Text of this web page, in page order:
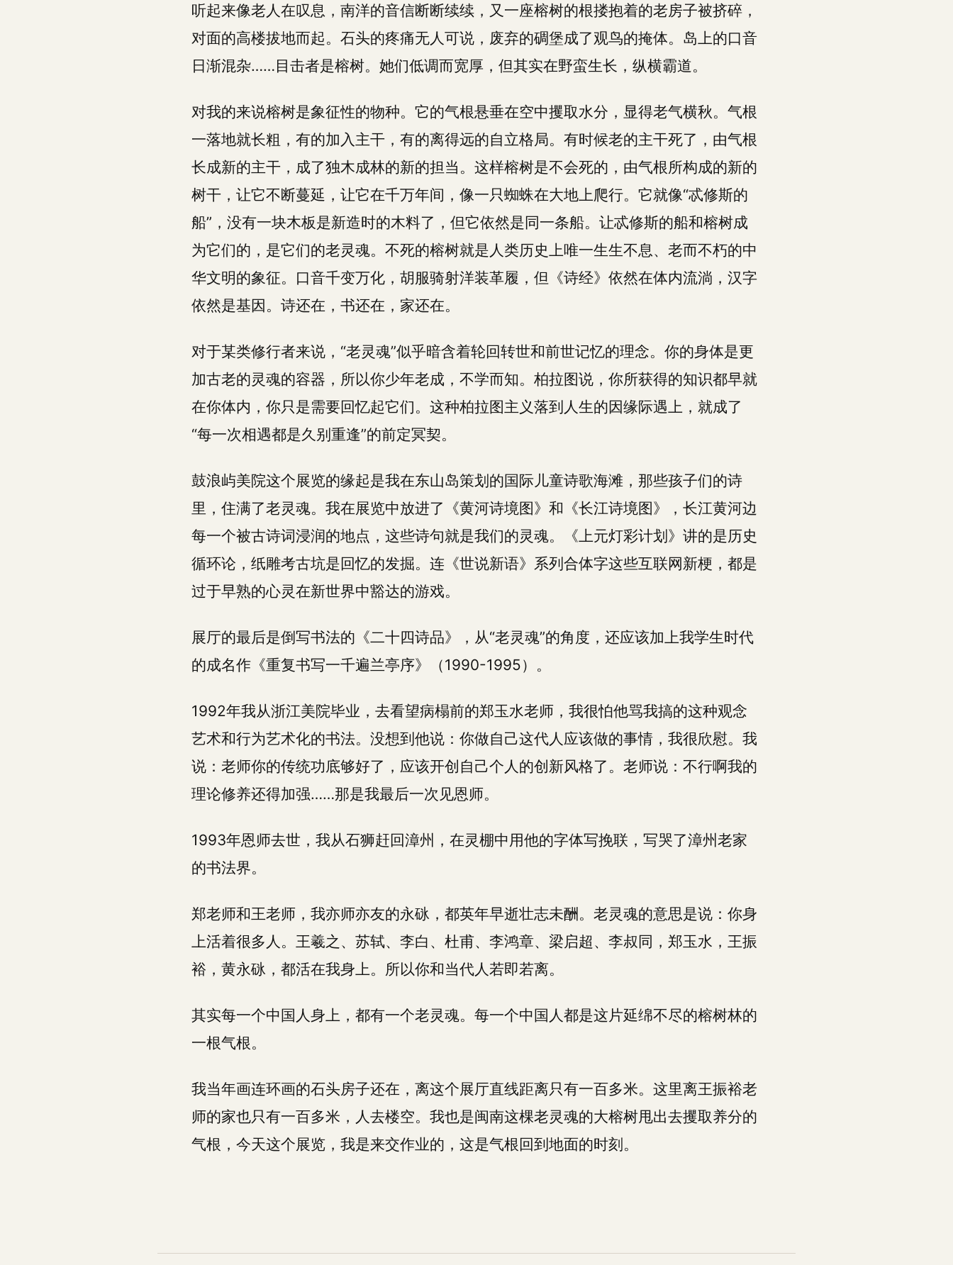
听起来像老人在叹息，南洋的音信断断续续，又一座榕树的根搂抱着的老房子被挤碎，
对面的高楼拔地而起。石头的疼痛无人可说，废弃的碉堡成了观鸟的掩体。岛上的口音
日渐混杂……目击者是榕树。她们低调而宽厚，但其实在野蛮生长，纵横霸道。
对我的来说榕树是象征性的物种。它的气根悬垂在空中攫取水分，显得老气横秋。气根
一落地就长粗，有的加入主干，有的离得远的自立格局。有时候老的主干死了，由气根
长成新的主干，成了独木成林的新的担当。这样榕树是不会死的，由气根所构成的新的
树干，让它不断蔓延，让它在千万年间，像一只蜘蛛在大地上爬行。它就像“忒修斯的
船”，没有一块木板是新造时的木料了，但它依然是同一条船。让忒修斯的船和榕树成
为它们的，是它们的老灵魂。不死的榕树就是人类历史上唯一生生不息、老而不朽的中
华文明的象征。口音千变万化，胡服骑射洋装革履，但《诗经》依然在体内流淌，汉字
依然是基因。诗还在，书还在，家还在。
对于某类修行者来说，“老灵魂”似乎暗含着轮回转世和前世记忆的理念。你的身体是更
加古老的灵魂的容器，所以你少年老成，不学而知。柏拉图说，你所获得的知识都早就
在你体内，你只是需要回忆起它们。这种柏拉图主义落到人生的因缘际遇上，就成了
“每一次相遇都是久别重逢”的前定冥契。
鼓浪屿美院这个展览的缘起是我在东山岛策划的国际儿童诗歌海滩，那些孩子们的诗
里，住满了老灵魂。我在展览中放进了《黄河诗境图》和《长江诗境图》，长江黄河边
每一个被古诗词浸润的地点，这些诗句就是我们的灵魂。《上元灯彩计划》讲的是历史
循环论，纸雕考古坑是回忆的发掘。连《世说新语》系列合体字这些互联网新梗，都是
过于早熟的心灵在新世界中豁达的游戏。
展厅的最后是倒写书法的《二十四诗品》，从“老灵魂”的角度，还应该加上我学生时代
的成名作《重复书写一千遍兰亭序》（1990-1995）。
1992年我从浙江美院毕业，去看望病榻前的郑玉水老师，我很怕他骂我搞的这种观念
艺术和行为艺术化的书法。没想到他说：你做自己这代人应该做的事情，我很欣慰。我
说：老师你的传统功底够好了，应该开创自己个人的创新风格了。老师说：不行啊我的
理论修养还得加强……那是我最后一次见恩师。
1993年恩师去世，我从石狮赶回漳州，在灵棚中用他的字体写挽联，写哭了漳州老家
的书法界。
郑老师和王老师，我亦师亦友的永砯，都英年早逝壮志未酬。老灵魂的意思是说：你身
上活着很多人。王羲之、苏轼、李白、杜甫、李鸿章、梁启超、李叔同，郑玉水，王振
裕，黄永砯，都活在我身上。所以你和当代人若即若离。
其实每一个中国人身上，都有一个老灵魂。每一个中国人都是这片延绵不尽的榕树林的
一根气根。
我当年画连环画的石头房子还在，离这个展厅直线距离只有一百多米。这里离王振裕老
师的家也只有一百多米，人去楼空。我也是闽南这棵老灵魂的大榕树甩出去攫取养分的
气根，今天这个展览，我是来交作业的，这是气根回到地面的时刻。